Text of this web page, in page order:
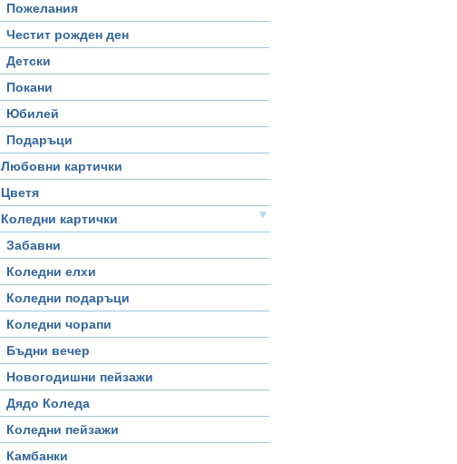
Пожелания
Честит рожден ден
Детски
Покани
Юбилей
Подаръци
Любовни картички
Цветя
▼
Коледни картички
Забавни
Коледни елхи
Коледни подаръци
Коледни чорапи
Бъдни вечер
Новогодишни пейзажи
Дядо Коледа
Коледни пейзажи
Камбанки